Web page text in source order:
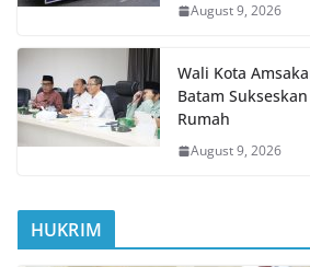
August 9, 2026
Wali Kota
Batam
Rumah
August 9, 2026
HUKRIM